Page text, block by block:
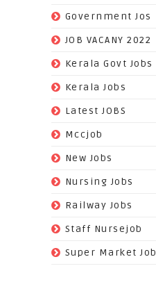
Government Jos
JOB VACANY 2022
Kerala Govt Jobs
Kerala Jobs
Latest JOBS
Mccjob
New Jobs
Nursing Jobs
Railway Jobs
Staff Nursejob
Super Market Job